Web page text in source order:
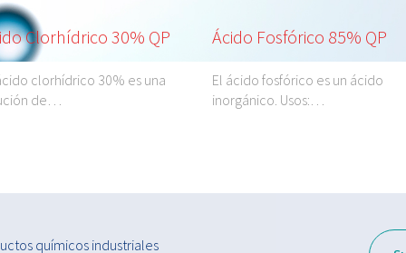
Ácido Fosfórico 85% QP
El ácido fosfórico es un ácido
inorgánico. Usos:…
Magnesio Cloruro 6-
QP
El magnesio cloruro es un
químicos industriales